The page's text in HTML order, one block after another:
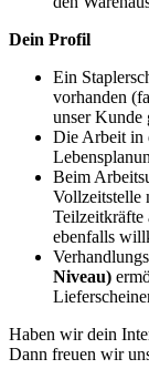
Dein Profil
Ein
vorhanden
unser Kunde
Die Arbeit in
Beim
Vollzeitstelle
Teilzeitkräfte
ebenfalls
Niveau)
Haben wir dein
Dann freuen wir